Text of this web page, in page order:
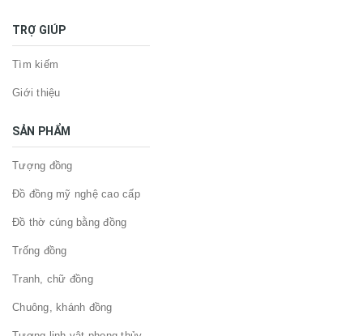
TRỢ GIÚP
Tìm kiếm
Giới thiệu
SẢN PHẨM
Tượng đồng
Đồ đồng mỹ nghệ cao cấp
Đồ thờ cúng bằng đồng
Trống đồng
Tranh, chữ đồng
Chuông, khánh đồng